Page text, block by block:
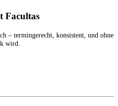
Facultas
– termingerecht, konsistent, und ohne
wird.